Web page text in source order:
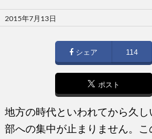
投
稿
2015年7月13日
シェア 114
ポスト
地方の時代といわれてから久
部への集中が止まりません。